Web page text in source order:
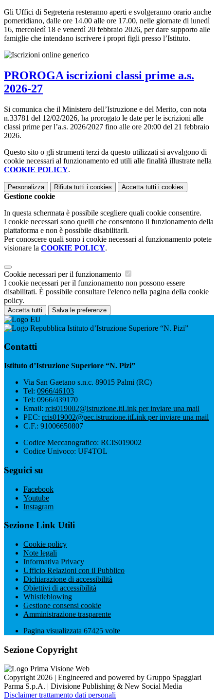
Gli Uffici di Segreteria resteranno aperti e svolgeranno orario anche
pomeridiano, dalle ore 14.00 alle ore 17.00, nelle giornate di lunedì
16, mercoledì 18 e venerdì 20 febbraio 2026, per dare supporto alle
famiglie che intendano iscrivere i propri figli presso l’Istituto.
PROROGA iscrizioni classi prime a.s.
2026-27
Si comunica che il Ministero dell’Istruzione e del Merito, con nota
n.33781 del 12/02/2026, ha prorogato le date per le iscrizioni alle
classi prime per l’a.s. 2026/2027 fino alle ore 20:00 del 21 febbraio
2026.
Questo sito o gli strumenti terzi da questo utilizzati si avvalgono di
cookie necessari al funzionamento ed utili alle finalità illustrate nella
COOKIE POLICY.
Personalizza Rifiuta tutti i cookies Accetta tutti i cookies
Gestione cookie
In questa schermata è possibile scegliere quali cookie consentire.
I cookie necessari sono quelli che consentono il funzionamento della
piattaforma e non è possibile disabilitarli.
Per conoscere quali sono i cookie necessari al funzionamento potete
visionare la COOKIE POLICY.
Cookie necessari per il funzionamento
I cookie necessari per il funzionamento non possono essere
disabilitati. È possibile consultare l'elenco nella pagina della cookie
policy.
Accetta tutti Salva le preferenze
Istituto d’Istruzione Superiore “N. Pizi”
Contatti
Istituto d’Istruzione Superiore “N. Pizi”
Via San Gaetano s.n.c. 89015 Palmi (RC)
Tel: 0966/46103
Tel: 0966/439170
Email: rcis019002@istruzione.itLink per inviare una mail
PEC: rcis019002@pec.istruzione.itLink per inviare una mail
C.F.: 91006650807
Codice Meccanografico: RCIS019002
Codice Univoco: UF4TOL
Seguici su
Facebook
Youtube
Instagram
Sezione Link Utili
Cookie policy
Note legali
Informativa Privacy
Ufficio Relazioni con il Pubblico
Dichiarazione di accessibilità
Obiettivi di accessibilità
Whistleblowing
Gestione consensi cookie
Amministrazione trasparente
Pagina visualizzata 67425 volte
Sezione Copyright
Copyright 2026 | Engineered and powered by Gruppo Spaggiari
Parma S.p.A. | Divisione Publishing & New Social Media
Disclaimer trattamento dati personali